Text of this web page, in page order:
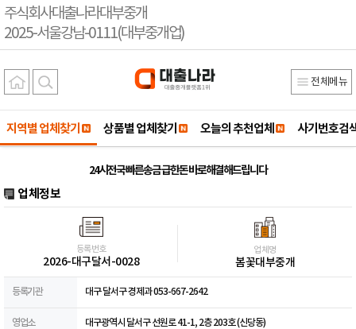
주식회사대출나라대부중개
2025-서울강남-0111(대부중개업)
전체메뉴
지역별 업체찾기 상품별 업체찾기 오늘의 추천업체 사기번호검
24시전국 빠른송금 급한돈 바로해결해드립니다
업체정보
등록번호
2026-대구달서-0028
업체명
봄꽃대부중개
등록기관 대구 달서구 경제과 053-667-2642
영업소 대구광역시 달서구 선원로 41-1, 2층 203호 (신당동)